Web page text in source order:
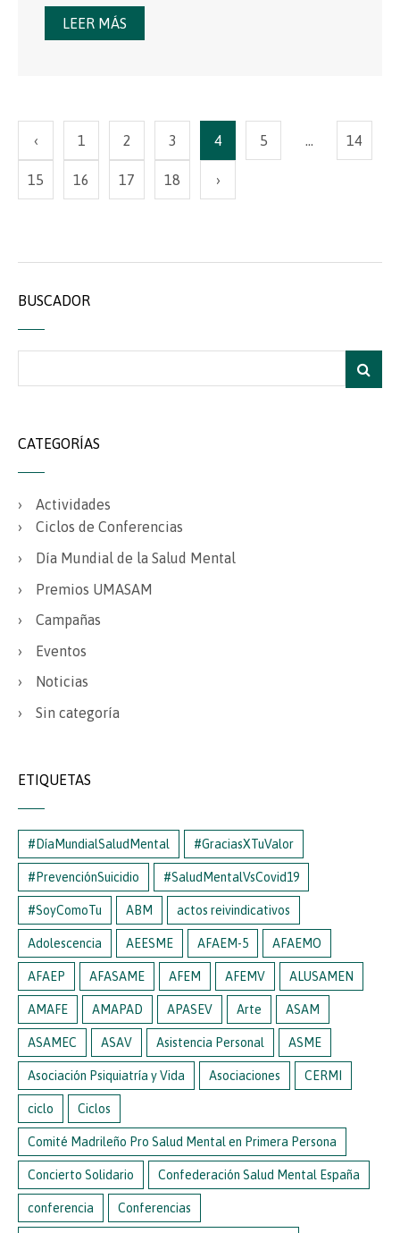
LEER MÁS
‹ 1 2 3 4 5 … 14
15 16 17 18 ›
BUSCADOR
CATEGORÍAS
Actividades
Ciclos de Conferencias
Día Mundial de la Salud Mental
Premios UMASAM
Campañas
Eventos
Noticias
Sin categoría
ETIQUETAS
#DíaMundialSaludMental #GraciasXTuValor
#PrevenciónSuicidio #SaludMentalVsCovid19
#SoyComoTu ABM actos reivindicativos
Adolescencia AEESME AFAEM-5 AFAEMO
AFAEP AFASAME AFEM AFEMV ALUSAMEN
AMAFE AMAPAD APASEV Arte ASAM
ASAMEC ASAV Asistencia Personal ASME
Asociación Psiquiatría y Vida Asociaciones CERMI
ciclo Ciclos
Comité Madrileño Pro Salud Mental en Primera Persona
Concierto Solidario Confederación Salud Mental España
conferencia Conferencias